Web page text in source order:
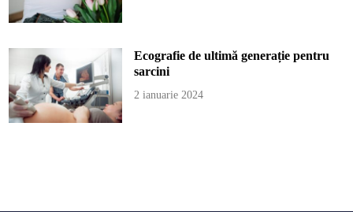
Ecografie de ultimă generație pentru
sarcini
2 ianuarie 2024